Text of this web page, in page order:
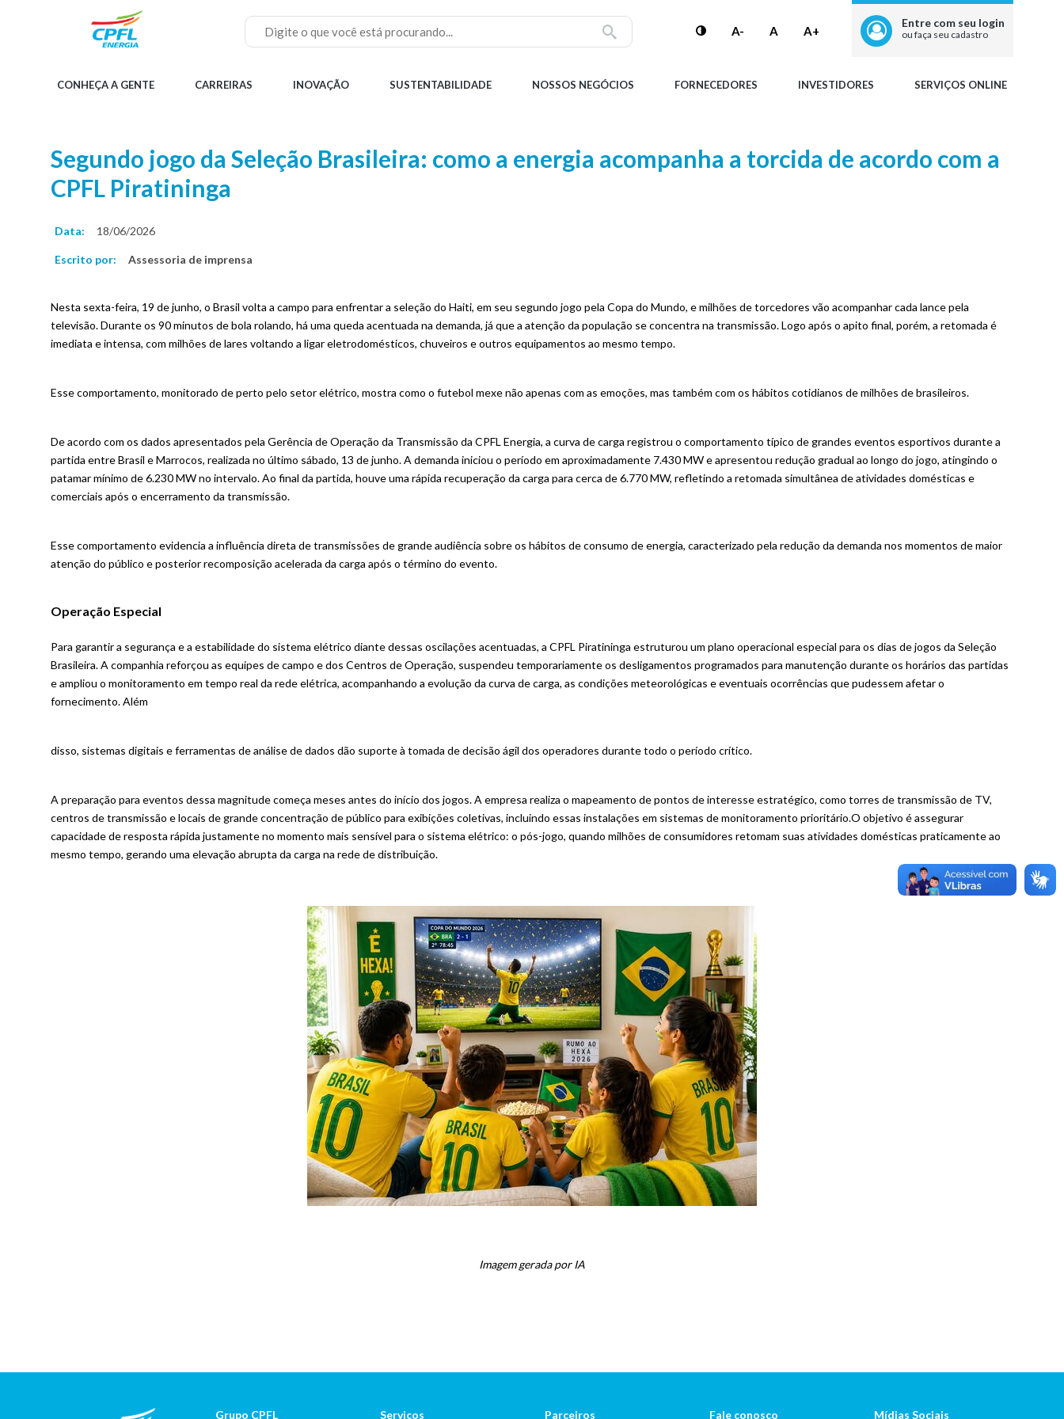
Buscar A- A A+
Entre com seu login
ou faça seu cadastro
Menu
Home
CONHEÇA A GENTE CARREIRAS INOVAÇÃO SUSTENTABILIDADE NOSSOS NEGÓCIOS FORNECEDORES INVESTIDORES SERVIÇOS ONLINE
Segundo jogo da Seleção Brasileira: como a energia acompanha a torcida de acordo com a
CPFL Piratininga
Data: 18/06/2026
Escrito por: Assessoria de imprensa
Nesta sexta-feira, 19 de junho, o Brasil volta a campo para enfrentar a seleção do Haiti, em seu segundo jogo pela Copa do Mundo, e milhões de torcedores vão acompanhar cada lance pela
televisão. Durante os 90 minutos de bola rolando, há uma queda acentuada na demanda, já que a atenção da população se concentra na transmissão. Logo após o apito final, porém, a retomada é
imediata e intensa, com milhões de lares voltando a ligar eletrodomésticos, chuveiros e outros equipamentos ao mesmo tempo.
Esse comportamento, monitorado de perto pelo setor elétrico, mostra como o futebol mexe não apenas com as emoções, mas também com os hábitos cotidianos de milhões de brasileiros.
De acordo com os dados apresentados pela Gerência de Operação da Transmissão da CPFL Energia, a curva de carga registrou o comportamento típico de grandes eventos esportivos durante a
partida entre Brasil e Marrocos, realizada no último sábado, 13 de junho. A demanda iniciou o período em aproximadamente 7.430 MW e apresentou redução gradual ao longo do jogo, atingindo o
patamar mínimo de 6.230 MW no intervalo. Ao final da partida, houve uma rápida recuperação da carga para cerca de 6.770 MW, refletindo a retomada simultânea de atividades domésticas e
comerciais após o encerramento da transmissão.
Esse comportamento evidencia a influência direta de transmissões de grande audiência sobre os hábitos de consumo de energia, caracterizado pela redução da demanda nos momentos de maior
atenção do público e posterior recomposição acelerada da carga após o término do evento.
Operação Especial
Para garantir a segurança e a estabilidade do sistema elétrico diante dessas oscilações acentuadas, a CPFL Piratininga estruturou um plano operacional especial para os dias de jogos da Seleção
Brasileira. A companhia reforçou as equipes de campo e dos Centros de Operação, suspendeu temporariamente os desligamentos programados para manutenção durante os horários das partidas
e ampliou o monitoramento em tempo real da rede elétrica, acompanhando a evolução da curva de carga, as condições meteorológicas e eventuais ocorrências que pudessem afetar o
fornecimento. Além
disso, sistemas digitais e ferramentas de análise de dados dão suporte à tomada de decisão ágil dos operadores durante todo o período crítico.
A preparação para eventos dessa magnitude começa meses antes do início dos jogos. A empresa realiza o mapeamento de pontos de interesse estratégico, como torres de transmissão de TV,
centros de transmissão e locais de grande concentração de público para exibições coletivas, incluindo essas instalações em sistemas de monitoramento prioritário.O objetivo é assegurar
capacidade de resposta rápida justamente no momento mais sensível para o sistema elétrico: o pós-jogo, quando milhões de consumidores retomam suas atividades domésticas praticamente ao
mesmo tempo, gerando uma elevação abrupta da carga na rede de distribuição.
Imagem gerada por IA
Grupo CPFL Serviços Parceiros Fale conosco Mídias Sociais